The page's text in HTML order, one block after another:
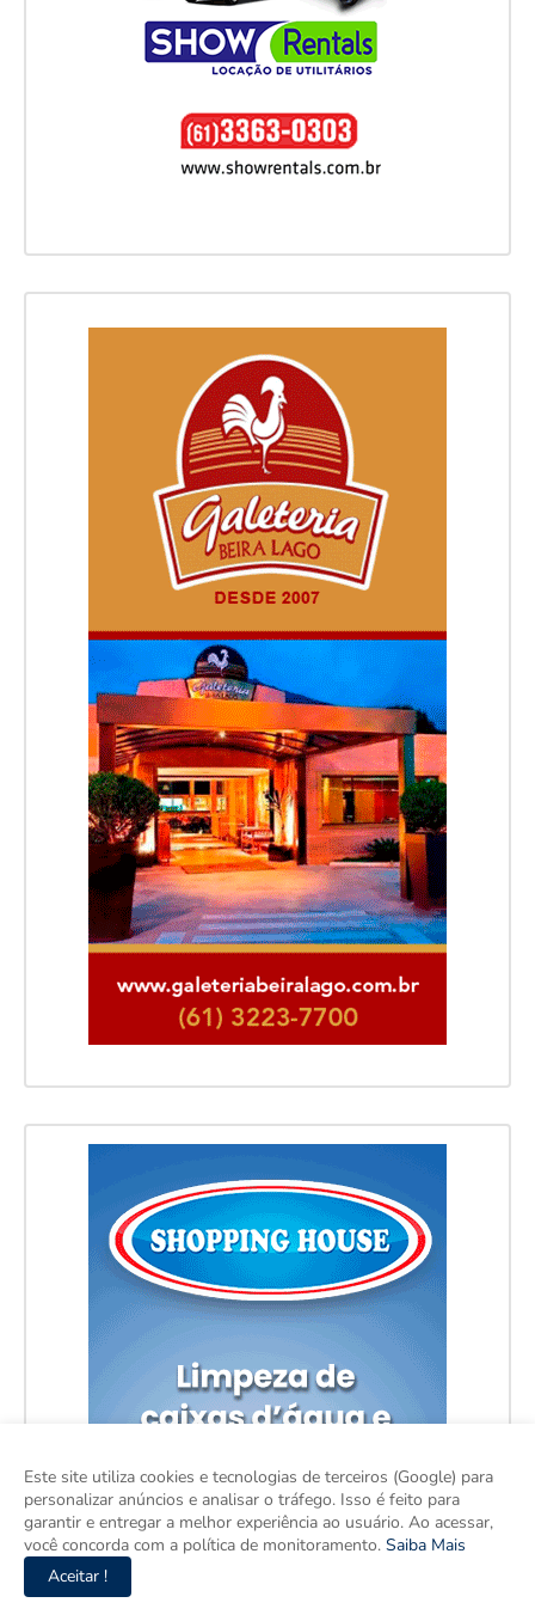
Este site utiliza cookies e tecnologias de terceiros (Google) para
personalizar anúncios e analisar o tráfego. Isso é feito para
garantir e entregar a melhor experiência ao usuário. Ao acessar,
você concorda com a política de monitoramento. Saiba Mais
Aceitar !